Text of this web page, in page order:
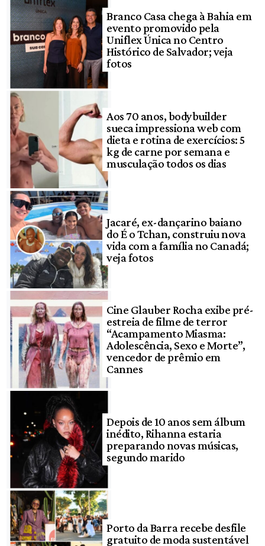
Branco Casa chega à Bahia em
evento promovido pela
Uniflex Única no Centro
Histórico de Salvador; veja
fotos
Aos 70 anos, bodybuilder
sueca impressiona web com
dieta e rotina de exercícios: 5
kg de carne por semana e
musculação todos os dias
Jacaré, ex-dançarino baiano
do É o Tchan, construiu nova
vida com a família no Canadá;
veja fotos
Cine Glauber Rocha exibe pré-
estreia de filme de terror
“Acampamento Miasma:
Adolescência, Sexo e Morte”,
vencedor de prêmio em
Cannes
Depois de 10 anos sem álbum
inédito, Rihanna estaria
preparando novas músicas,
segundo marido
Porto da Barra recebe desfile
gratuito de moda sustentável